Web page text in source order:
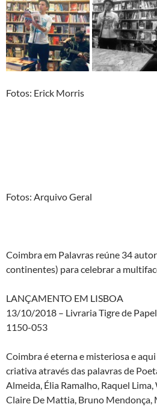
Fotos: Erick Morris
Fotos: Arquivo Geral
Coimbra em Palavras reúne 34
continentes) para celebrar a
LANÇAMENTO EM LISBOA
13/10/2018 – Livraria Tigre de
1150-053
Coimbra é eterna e misteriosa e
criativa através das palavras de
Almeida, Élia Ramalho, Raquel
Claire De Mattia, Bruno Mendonça,